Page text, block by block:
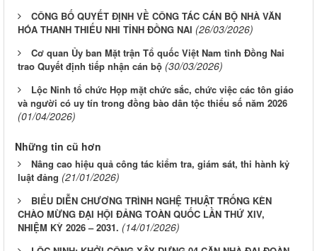
CÔNG BỐ QUYẾT ĐỊNH VỀ CÔNG TÁC CÁN BỘ NHÀ VĂN
HÓA THANH THIẾU NHI TỈNH ĐỒNG NAI (26/03/2026)
Cơ quan Ủy ban Mặt trận Tổ quốc Việt Nam tỉnh Đồng Nai
trao Quyết định tiếp nhận cán bộ (30/03/2026)
Lộc Ninh tổ chức Họp mặt chức sắc, chức việc các tôn giáo
và người có uy tín trong đồng bào dân tộc thiểu số năm 2026
(01/04/2026)
Những tin cũ hơn
Nâng cao hiệu quả công tác kiểm tra, giám sát, thi hành kỷ
luật đảng (21/01/2026)
BIỂU DIỄN CHƯƠNG TRÌNH NGHỆ THUẬT TRỐNG KÈN
CHÀO MỪNG ĐẠI HỘI ĐẢNG TOÀN QUỐC LẦN THỨ XIV,
NHIỆM KỲ 2026 – 2031. (14/01/2026)